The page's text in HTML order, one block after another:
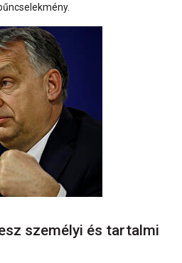
személyi és tartalmi